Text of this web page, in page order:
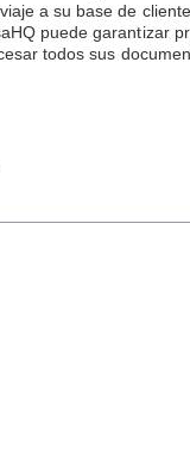
a su base de
puede garantizar
todos sus